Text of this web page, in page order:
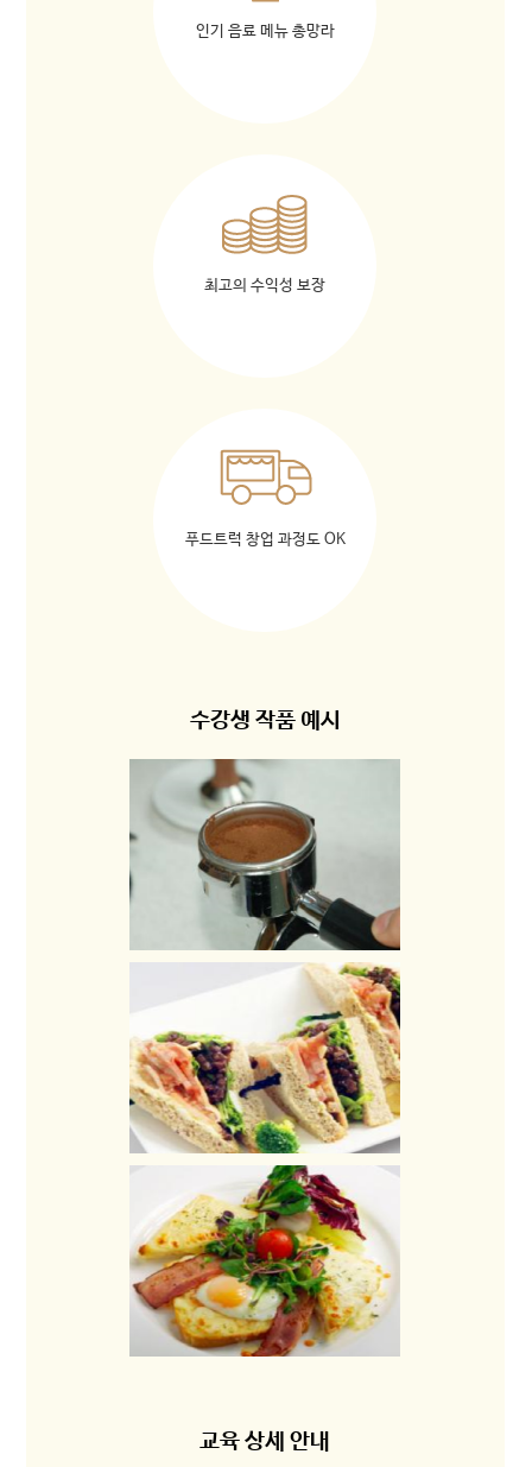
인기 음료 메뉴 총망라
최고의 수익성 보장
푸드트럭 창업 과정도 OK
수강생 작품 예시
교육 상세 안내